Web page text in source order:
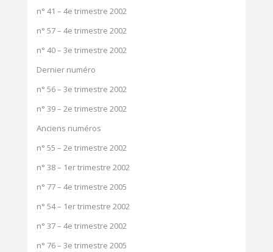
n° 41 – 4e trimestre 2002
n° 57 – 4e trimestre 2002
n° 40 – 3e trimestre 2002
Dernier numéro
n° 56 – 3e trimestre 2002
n° 39 – 2e trimestre 2002
Anciens numéros
n° 55 – 2e trimestre 2002
n° 38 – 1er trimestre 2002
n° 77 – 4e trimestre 2005
n° 54 – 1er trimestre 2002
n° 37 – 4e trimestre 2002
n° 76 – 3e trimestre 2005